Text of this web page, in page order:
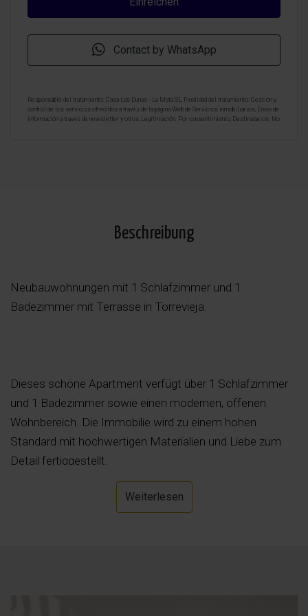
Contact by WhatsApp
Responsable del tratamiento: Casa Las Dunas - La Mata SL, Finalidad del tratamiento: Gestión y
control de los servicios ofrecidos a través de la página Web de Servicios inmobiliarios, Envío de
información a traves de newsletter y otros, Legitimación: Por consentimiento, Destinatarios: No
Beschreibung
Neubauwohnungen mit 1 Schlafzimmer und 1
Badezimmer mit Terrasse in Torrevieja.
Dieses schöne Apartment verfügt über 1 Schlafzimmer
und 1 Badezimmer sowie einen modernen, offenen
Wohnbereich. Die Immobilie wird zu einem hohen
Standard mit hochwertigen Materialien und Liebe zum
Detail fertiggestellt.
Das Anwesen verfügt über eine private 18 m² große
Weiterlesen